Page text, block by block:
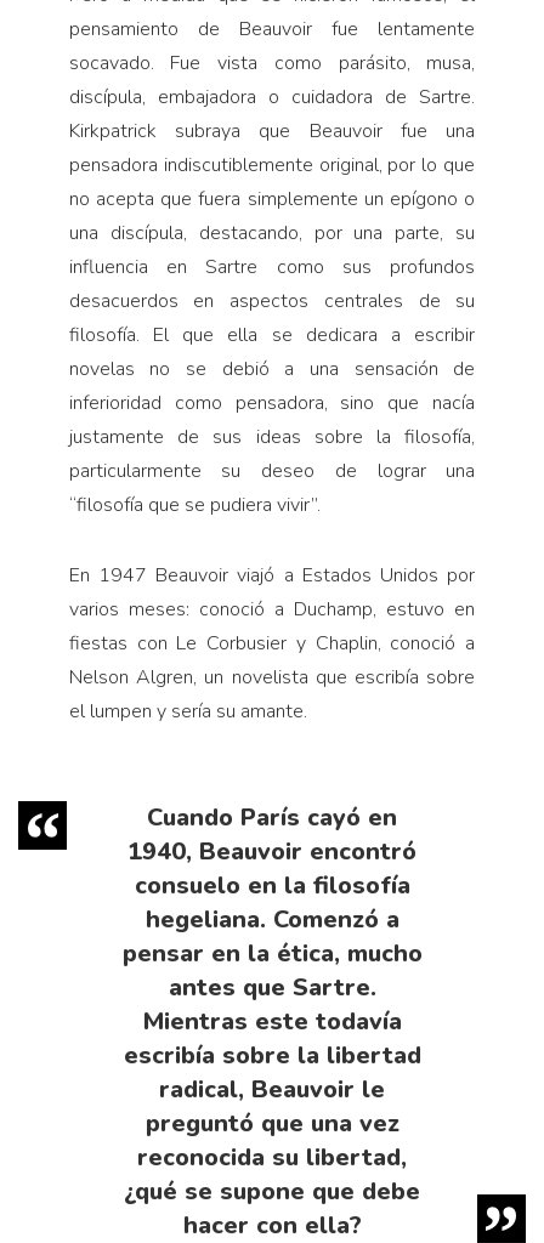
pensamiento de Beauvoir fue lentamente
socavado. Fue vista como parásito, musa,
discípula, embajadora o cuidadora de Sartre.
Kirkpatrick subraya que Beauvoir fue una
pensadora indiscutiblemente original, por lo que
no acepta que fuera simplemente un epígono o
una discípula, destacando, por una parte, su
influencia en Sartre como sus profundos
desacuerdos en aspectos centrales de su
filosofía. El que ella se dedicara a escribir
novelas no se debió a una sensación de
inferioridad como pensadora, sino que nacía
justamente de sus ideas sobre la filosofía,
particularmente su deseo de lograr una
“filosofía que se pudiera vivir”.
En 1947 Beauvoir viajó a Estados Unidos por
varios meses: conoció a Duchamp, estuvo en
fiestas con Le Corbusier y Chaplin, conoció a
Nelson Algren, un novelista que escribía sobre
el lumpen y sería su amante.
Cuando París cayó en
1940, Beauvoir encontró
consuelo en la filosofía
hegeliana. Comenzó a
pensar en la ética, mucho
antes que Sartre.
Mientras este todavía
escribía sobre la libertad
radical, Beauvoir le
preguntó que una vez
reconocida su libertad,
¿qué se supone que debe
hacer con ella?